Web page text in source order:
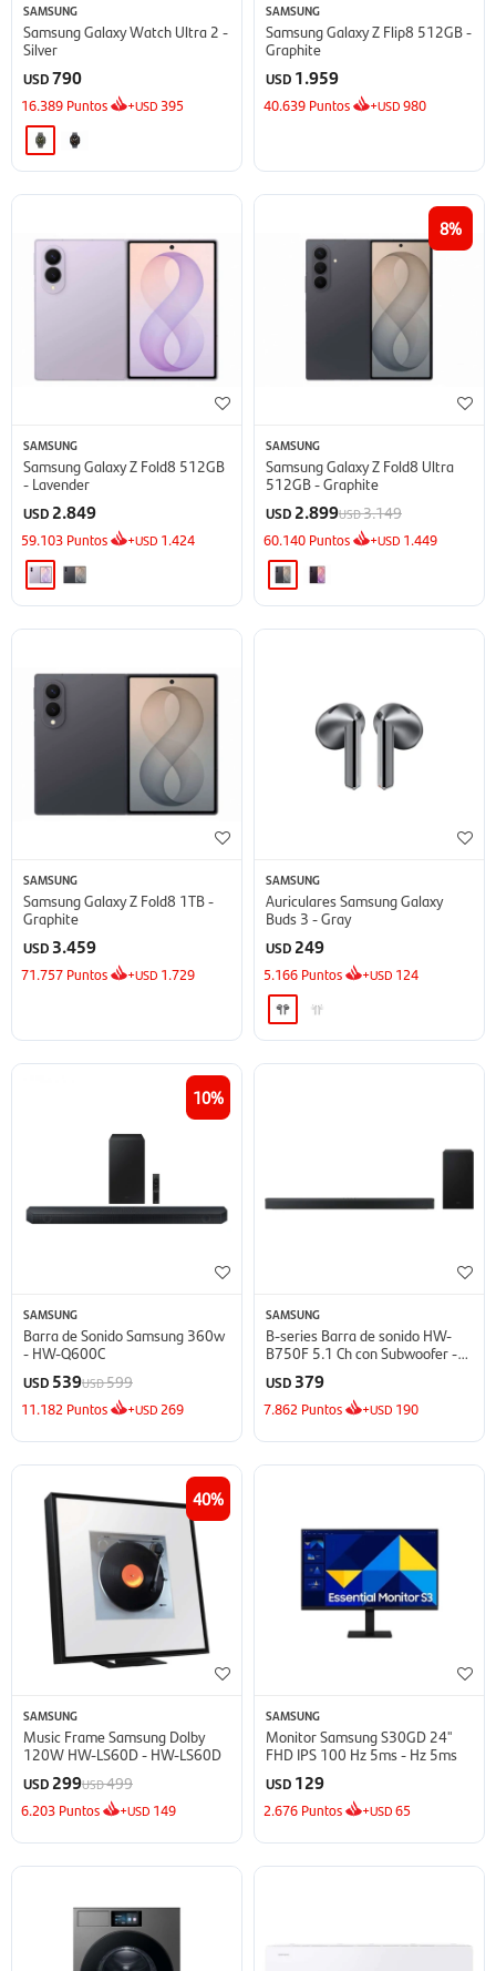
SAMSUNG
Samsung Galaxy Watch Ultra 2 -
Silver
USD790
16.389 Puntos +USD 395
SAMSUNG
Samsung Galaxy Z Flip8 512GB -
Graphite
USD 1.959
40.639 Puntos +USD980
SAMSUNG
Samsung Galaxy Z Fold8 512GB
- Lavender
USD 2.849
59.103 Puntos +USD 1.424
8
SAMSUNG
Samsung Galaxy Z Fold8 Ultra
512GB - Graphite
USD 2.899USD3.149
60.140 Puntos +USD 1.449
SAMSUNG
Samsung Galaxy Z Fold8 1TB -
Graphite
USD 3.459
71.757 Puntos +USD 1.729
SAMSUNG
Auriculares Samsung Galaxy
Buds 3 - Gray
USD 249
5.166 Puntos +USD 124
10
SAMSUNG
Barra de Sonido Samsung 360w
- HW-Q600C
USD 539USD599
11.182 Puntos +USD 269
SAMSUNG
B-series Barra de sonido HW-
B750F 5.1 Ch con Subwoofer -
USD 379
7.862 Puntos +USD 190
40
SAMSUNG
Music Frame Samsung Dolby
120W HW-LS60D - HW-LS60D
USD 299USD499
6.203 Puntos +USD 149
SAMSUNG
Monitor Samsung S30GD 24''
FHD IPS 100 Hz 5ms - Hz 5ms
USD 129
2.676 Puntos +USD65